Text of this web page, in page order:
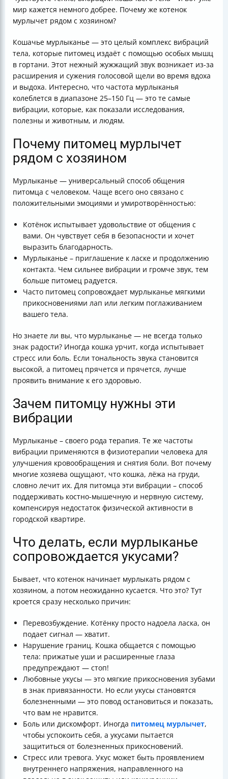
мир кажется немного добрее. Почему же котенок
мурлычет рядом с хозяином?
Кошачье мурлыканье — это целый комплекс вибраций
тела, которые питомец издаёт с помощью особых мышц
в гортани. Этот нежный жужжащий звук возникает из-за
расширения и сужения голосовой щели во время вдоха
и выдоха. Интересно, что частота мурлыканья
колеблется в диапазоне 25–150 Гц — это те самые
вибрации, которые, как показали исследования,
полезны и животным, и людям.
Почему питомец мурлычет
рядом с хозяином
Мурлыканье — универсальный способ общения
питомца с человеком. Чаще всего оно связано с
положительными эмоциями и умиротворённостью:
Котёнок испытывает удовольствие от общения с
вами. Он чувствует себя в безопасности и хочет
выразить благодарность.
Мурлыканье – приглашение к ласке и продолжению
контакта. Чем сильнее вибрации и громче звук, тем
больше питомец радуется.
Часто питомец сопровождает мурлыканье мягкими
прикосновениями лап или легким поглаживанием
вашего тела.
Но знаете ли вы, что мурлыканье — не всегда только
знак радости? Иногда кошка урчит, когда испытывает
стресс или боль. Если тональность звука становится
высокой, а питомец прячется и прячется, лучше
проявить внимание к его здоровью.
Зачем питомцу нужны эти
вибрации
Мурлыканье – своего рода терапия. Те же частоты
вибрации применяются в физиотерапии человека для
улучшения кровообращения и снятия боли. Вот почему
многие хозяева ощущают, что кошка, лёжа на груди,
словно лечит их. Для питомца эти вибрации – способ
поддерживать костно-мышечную и нервную систему,
компенсируя недостаток физической активности в
городской квартире.
Что делать, если мурлыканье
сопровождается укусами?
Бывает, что котенок начинает мурлыкать рядом с
хозяином, а потом неожиданно кусается. Что это? Тут
кроется сразу несколько причин:
Перевозбуждение. Котёнку просто надоела ласка, он
подает сигнал — хватит.
Нарушение границ. Кошка общается с помощью
тела: прижатые уши и расширенные глаза
предупреждают — стоп!
Любовные укусы — это мягкие прикосновения зубами
в знак привязанности. Но если укусы становятся
болезненными — это повод остановиться и показать,
что вам не нравится.
Боль или дискомфорт. Иногда питомец мурлычет,
чтобы успокоить себя, а укусами пытается
защититься от болезненных прикосновений.
Стресс или тревога. Укус может быть проявлением
внутреннего напряжения, направленного на